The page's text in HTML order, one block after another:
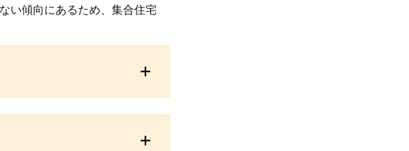
い傾向にあるため、集合住宅